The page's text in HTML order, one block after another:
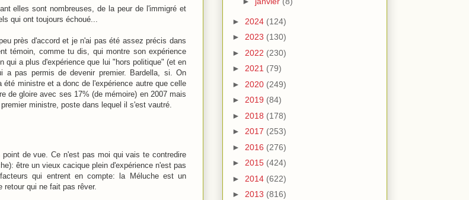
elles sont nombreuses, de la peur de l'immigré et
qui ont toujours échoué...
près d'accord et je n'ai pas été assez précis dans
témoin, comme tu dis, qui montre son expérience
qui a plus d'expérience que lui "hors politique" (et en
a pas permis de devenir premier. Bardella, si. On
ministre et a donc de l'expérience autre que celle
de gloire avec ses 17% (de mémoire) en 2007 mais
ministre, poste dans lequel il s'est vautré.
de vue. Ce n'est pas moi qui vais te contredire
être un vieux cacique plein d'expérience n'est pas
qui entrent en compte: la Méluche est un
retour qui ne fait pas rêver.
► 2024 (124)
► 2023 (130)
► 2022 (230)
► 2021 (79)
► 2020 (249)
► 2019 (84)
► 2018 (178)
► 2017 (253)
► 2016 (276)
► 2015 (424)
► 2014 (622)
► 2013 (816)